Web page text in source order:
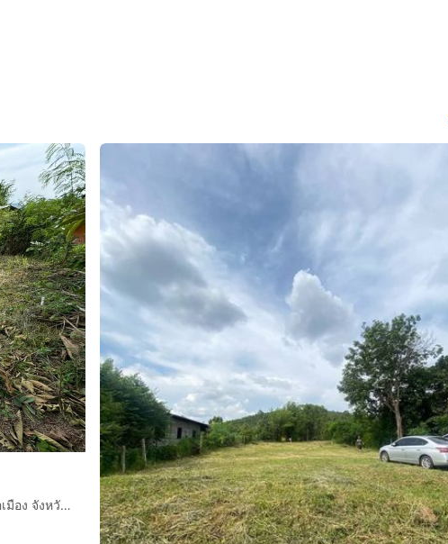
ขายที่ดินที่ว่างเปล่าเนื้อที่100ตารางวา ตำบลเหมืองจี้ อำเภอเมือง จังหวัดลำพูน มีไฟฟ้ามีน้ำประปาในชุมชนติดถนนลาดยางห่างจากตัวเมืองลำพูนไปห้าก